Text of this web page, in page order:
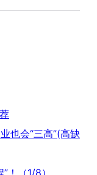
也会“三高”(高缺